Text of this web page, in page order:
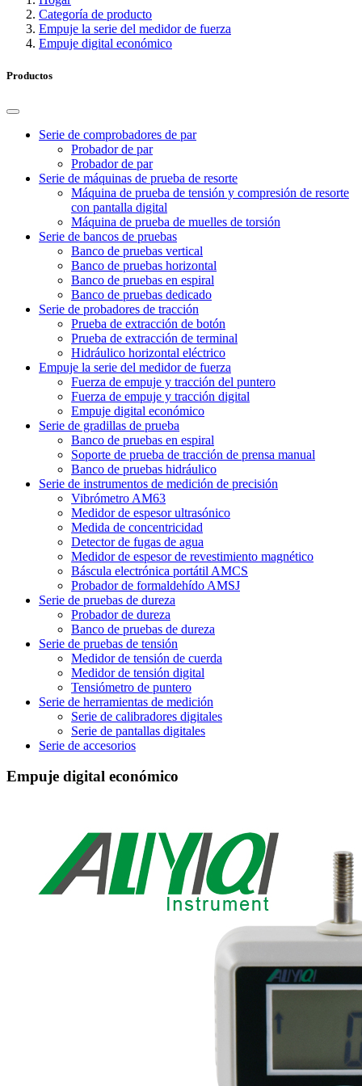
Categoría de producto
Empuje la serie del medidor de fuerza
Empuje digital económico
Productos
Serie de comprobadores de par
Probador de par
Probador de par
Serie de máquinas de prueba de resorte
Máquina de prueba de tensión y compresión de resorte
con pantalla digital
Máquina de prueba de muelles de torsión
Serie de bancos de pruebas
Banco de pruebas vertical
Banco de pruebas horizontal
Banco de pruebas en espiral
Banco de pruebas dedicado
Serie de probadores de tracción
Prueba de extracción de botón
Prueba de extracción de terminal
Hidráulico horizontal eléctrico
Empuje la serie del medidor de fuerza
Fuerza de empuje y tracción del puntero
Fuerza de empuje y tracción digital
Empuje digital económico
Serie de gradillas de prueba
Banco de pruebas en espiral
Soporte de prueba de tracción de prensa manual
Banco de pruebas hidráulico
Serie de instrumentos de medición de precisión
Vibrómetro AM63
Medidor de espesor ultrasónico
Medida de concentricidad
Detector de fugas de agua
Medidor de espesor de revestimiento magnético
Báscula electrónica portátil AMCS
Probador de formaldehído AMSJ
Serie de pruebas de dureza
Probador de dureza
Banco de pruebas de dureza
Serie de pruebas de tensión
Medidor de tensión de cuerda
Medidor de tensión digital
Tensiómetro de puntero
Serie de herramientas de medición
Serie de calibradores digitales
Serie de pantallas digitales
Serie de accesorios
Empuje digital económico